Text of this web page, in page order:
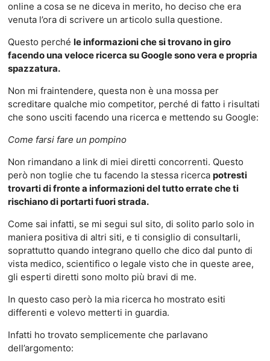
online a cosa se ne diceva in merito, ho deciso che era
venuta l’ora di scrivere un articolo sulla questione.
Questo perché le informazioni che si trovano in giro
facendo una veloce ricerca su Google sono vera e propria
spazzatura.
Non mi fraintendere, questa non è una mossa per
screditare qualche mio competitor, perché di fatto i risultati
che sono usciti facendo una ricerca e mettendo su Google:
Come farsi fare un pompino
Non rimandano a link di miei diretti concorrenti. Questo
però non toglie che tu facendo la stessa ricerca potresti
trovarti di fronte a informazioni del tutto errate che ti
rischiano di portarti fuori strada.
Come sai infatti, se mi segui sul sito, di solito parlo solo in
maniera positiva di altri siti, e ti consiglio di consultarli,
soprattutto quando integrano quello che dico dal punto di
vista medico, scientifico o legale visto che in queste aree,
gli esperti diretti sono molto più bravi di me.
In questo caso però la mia ricerca ho mostrato esiti
differenti e volevo metterti in guardia.
Infatti ho trovato semplicemente che parlavano
dell’argomento: